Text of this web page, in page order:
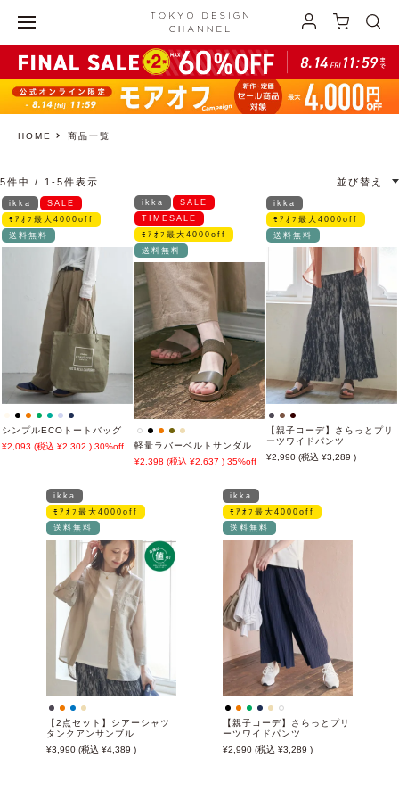
HOME 商品一覧
並び替え
5件中 1 -5件表示
ikka
SALE
ﾓｱｵﾌ最大4000off
送料無料
シンプルECOトートバッグ
2,093
2,302 30%off
ikka
SALE
TIMESALE
ﾓｱｵﾌ最大4000off
送料無料
軽量ラバーベルトサンダル
2,398
2,637 35%off
ikka
ﾓｱｵﾌ最大4000off
送料無料
【親子コーデ】さらっとプリ
ーツワイドパンツ
2,990
3,289
ikka
ﾓｱｵﾌ最大4000off
送料無料
【2点セット】シアーシャツ
タンクアンサンブル
3,990
4,389
ikka
ﾓｱｵﾌ最大4000off
送料無料
【親子コーデ】さらっとプリ
ーツワイドパンツ
2,990
3,289